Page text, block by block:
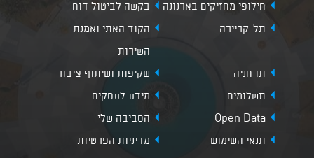
חילופי מחזיקים בארנונה
בקשה לביטול דוח
תל-קריירה
הקוד האתי ואמנת
השירות
תו חניה
שקיפות ושיתוף ציבור
תשלומים
מידע לעסקים
Open Data
הסביבה שלי
תנאי השימוש
מדיניות הפרטיות